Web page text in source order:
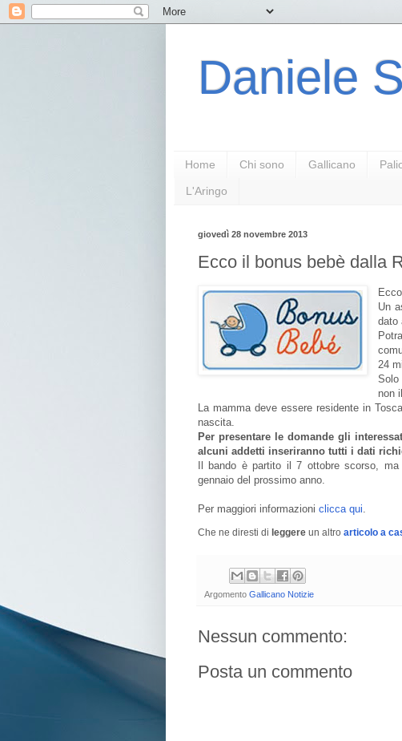
Daniele
Home Chi sono Gallicano
L'Aringo
giovedì 28 novembre 2013
Ecco il bonus bebè dalla
Un
dato
24
Solo
non
La mamma deve essere residente in
nascita.
Per presentare le domande gli
alcuni addetti inseriranno tutti i dati
Il bando è partito il 7 ottobre scorso,
gennaio del prossimo anno.
Per maggiori informazioni clicca qui.
Che ne diresti di leggere un altro articolo a
Argomento Gallicano Notizie
Nessun commento:
Posta un commento